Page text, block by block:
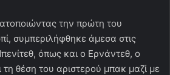
την πρώτη του
συμπεριλήφθηκε άμεσα στις
όπως και ο Ερνάντεθ, ο
τη θέση του αριστερού μπακ μαζί με